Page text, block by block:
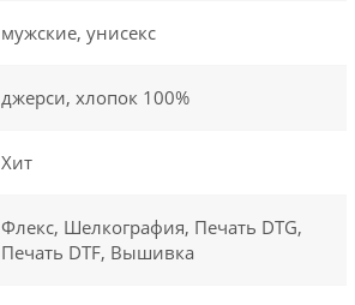
мужские, унисекс
джерси, хлопок 100%
Хит
Флекс, Шелкография, Печать DTG,
Печать DTF, Вышивка